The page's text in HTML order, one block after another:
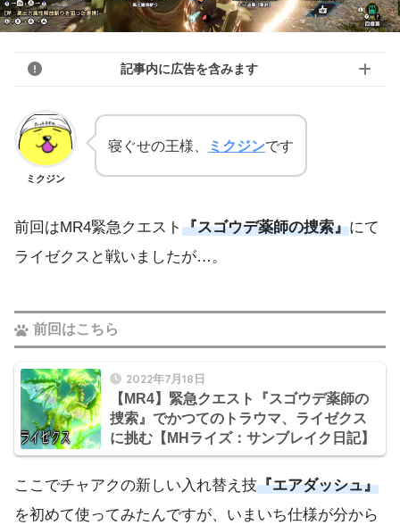
記事内に広告を含みます
ミクジン
寝ぐせの王様、 ミクジンです
前回はMR4緊急クエスト 『スゴウデ薬師の捜索』にて
ライゼクスと戦いましたが…。
前回はこちら
2022年7月18日
【MR4】緊急クエスト『スゴウデ薬師の
捜索』でかつてのトラウマ、ライゼクス
に挑む【MHライズ：サンブレイク日記】
ここでチャアクの新しい入れ替え技『エアダッシュ』
を初めて使ってみたんですが、いまいち仕様が分から